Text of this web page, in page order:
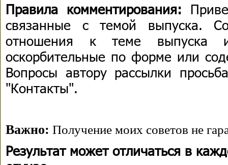
Правила комментирования:
связанные с темой выпуска.
отношения к теме выпуска
оскорбительные по форме или
Вопросы автору рассылки
"Контакты".
Важно: Получение моих советов не
Результат может отличаться в